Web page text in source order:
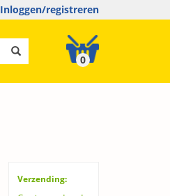
Inloggen/registreren
0
Verzending: